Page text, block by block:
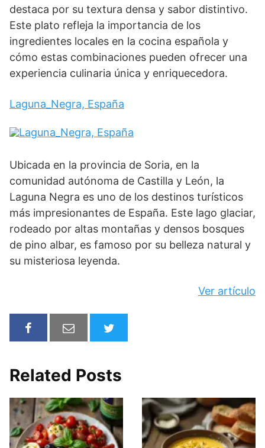
destaca por su textura densa y sabor distintivo.
Este plato refleja la importancia de los
ingredientes locales en la cocina española y
cómo estas combinaciones pueden ofrecer una
experiencia culinaria única y enriquecedora.
Laguna_Negra, España
Ubicada en la provincia de Soria, en la
comunidad autónoma de Castilla y León, la
Laguna Negra es uno de los destinos turísticos
más impresionantes de España. Este lago glaciar,
rodeado por altas montañas y densos bosques
de pino albar, es famoso por su belleza natural y
su misteriosa leyenda.
Ver artículo
Related Posts